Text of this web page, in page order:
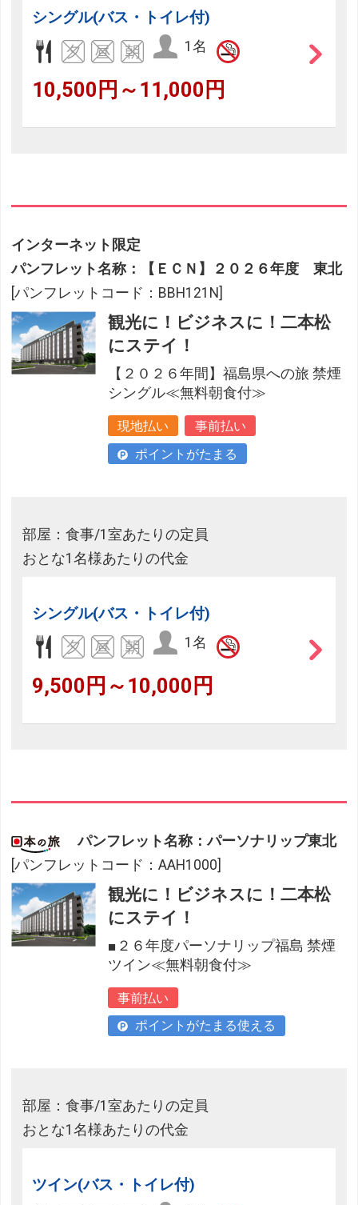
シングル(バス・トイレ付)
1名
10,500円～11,000円
インターネット限定
パンフレット名称：【ＥＣＮ】２０２６年度 東北
[パンフレットコード：BBH121N]
観光に！ビジネスに！二本松
にステイ！
【２０２６年間】福島県への旅 禁煙
シングル≪無料朝食付≫
現地払い
事前払い
ポイントがたまる
部屋：食事/1室あたりの定員
おとな1名様あたりの代金
シングル(バス・トイレ付)
1名
9,500円～10,000円
パンフレット名称：パーソナリップ東北
[パンフレットコード：AAH1000]
観光に！ビジネスに！二本松
にステイ！
■２６年度パーソナリップ福島 禁煙
ツイン≪無料朝食付≫
事前払い
ポイントがたまる使える
部屋：食事/1室あたりの定員
おとな1名様あたりの代金
ツイン(バス・トイレ付)